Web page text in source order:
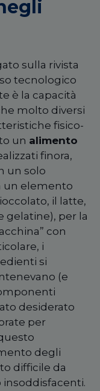
sulla rivista
tecnologico
è la capacità
molto diversi
fisico-
un alimento
finora,
un solo
un elemento
il latte,
gelatine), per la
con
i
si
(e
desiderato
per
degli
difficile da
insoddisfacenti.